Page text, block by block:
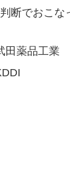
断でおこな
田薬品工業